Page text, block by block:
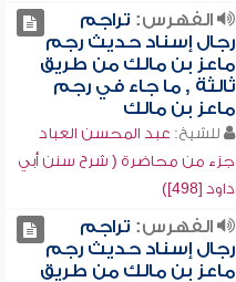
الفهرس: تراجم
رجال إسناد حديث رجم
ماعز بن مالك من طريق
ثالثة , ما جاء في رجم
ماعز بن مالك
للشيخ: عبد المحسن العباد
جزء من محاضرة ( شرح سنن أبي
داود [498])
الفهرس: تراجم
رجال إسناد حديث رجم
ماعز بن مالك من طريق